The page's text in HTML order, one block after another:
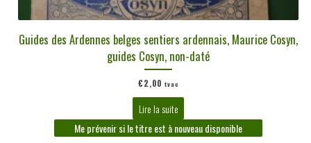
Guides des Ardennes belges sentiers ardennais, Maurice Cosyn,
guides Cosyn, non-daté
€2,00 tvac
Lire la suite
Me prévenir si le titre est à nouveau disponible